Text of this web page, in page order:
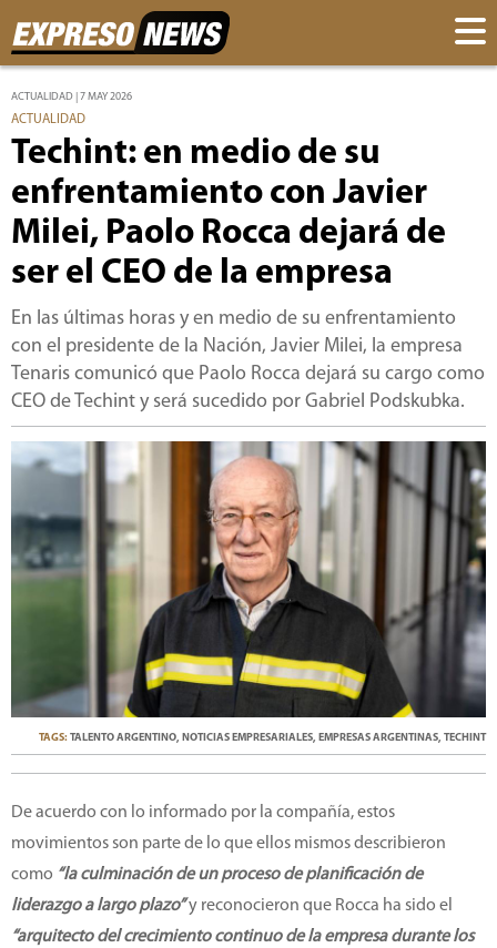
ACTUALIDAD | 7 MAY 2026
ACTUALIDAD
Techint: en medio de su
enfrentamiento con Javier
Milei, Paolo Rocca dejará de
ser el CEO de la empresa
En las últimas horas y en medio de su enfrentamiento
con el presidente de la Nación, Javier Milei, la empresa
Tenaris comunicó que Paolo Rocca dejará su cargo como
CEO de Techint y será sucedido por Gabriel Podskubka.
TAGS:TALENTO ARGENTINO, NOTICIAS EMPRESARIALES, EMPRESAS ARGENTINAS, TECHINT
De acuerdo con lo informado por la compañía, estos
movimientos son parte de lo que ellos mismos describieron
como “la culminación de un proceso de planificación de
liderazgo a largo plazo”y reconocieron que Rocca ha sido el
“arquitecto del crecimiento continuo de la empresa durante los